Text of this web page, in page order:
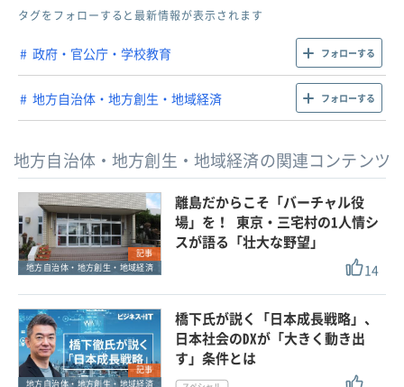
タグをフォローすると最新情報が表示されます
政府・官公庁・学校教育 フォローする
地方自治体・地方創生・地域経済 フォローする
地方自治体・地方創生・地域経済の関連コンテンツ
記事
地方自治体・地方創生・地域経済
離島だからこそ「バーチャル役
場」を！ 東京・三宅村の1人情シ
スが語る「壮大な野望」
14
記事
地方自治体・地方創生・地域経済
橋下氏が説く「日本成長戦略」、
日本社会のDXが「大きく動き出
す」条件とは